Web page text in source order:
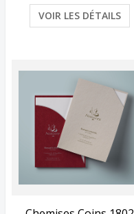
VOIR LES DÉTAILS